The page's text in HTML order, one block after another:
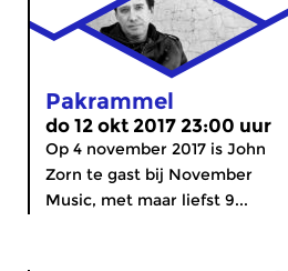
Pakrammel
do 12 okt 2017 23:00 uur
Op 4 november 2017 is John
Zorn te gast bij November
Music, met maar liefst 9...